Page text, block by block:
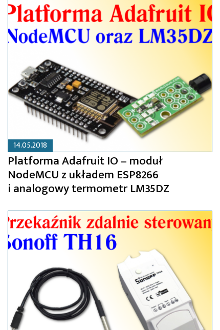
14.05.2018
Platforma Adafruit IO – moduł
NodeMCU z układem ESP8266
i analogowy termometr LM35DZ